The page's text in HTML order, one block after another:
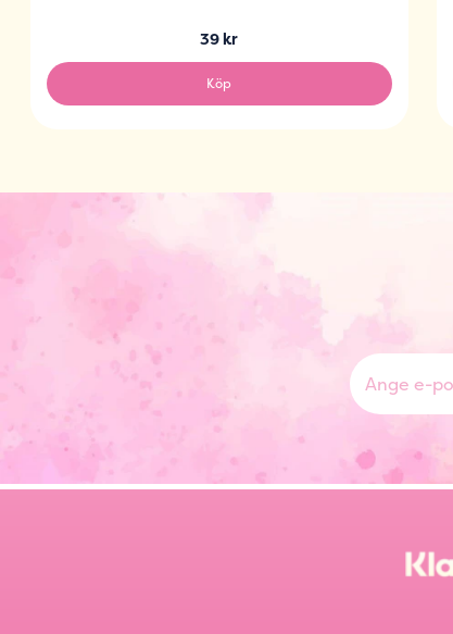
39 kr
Köp